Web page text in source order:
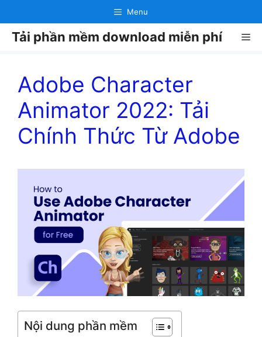
đến
nội
Menu
Tải phần mềm download miễn phí
Adobe Character
Animator 2022: Tải
Chính Thức Từ Adobe
Nội dung phần mềm